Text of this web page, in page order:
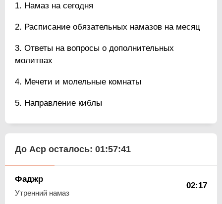
Намаз на сегодня
Расписание обязательных намазов на месяц
Ответы на вопросы о дополнительных
молитвах
Мечети и молельные комнаты
Направление киблы
До Аср осталось: 01:57:40
Фаджр
Утренний намаз
02:17